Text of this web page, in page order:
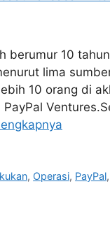
berumur 10
lima
10 orang di
, Operasi, PayPal,